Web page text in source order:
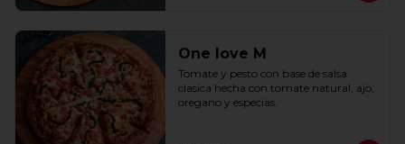
One love M
Tomate y pesto con base de salsa
clasica hecha con tomate natural, ajo,
oregano y especias.